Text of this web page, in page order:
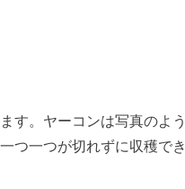
す。ヤーコンは写真のよう
つ一つが切れずに収穫でき